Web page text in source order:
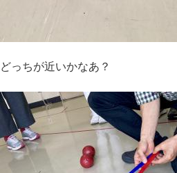
っちが近いかなあ？